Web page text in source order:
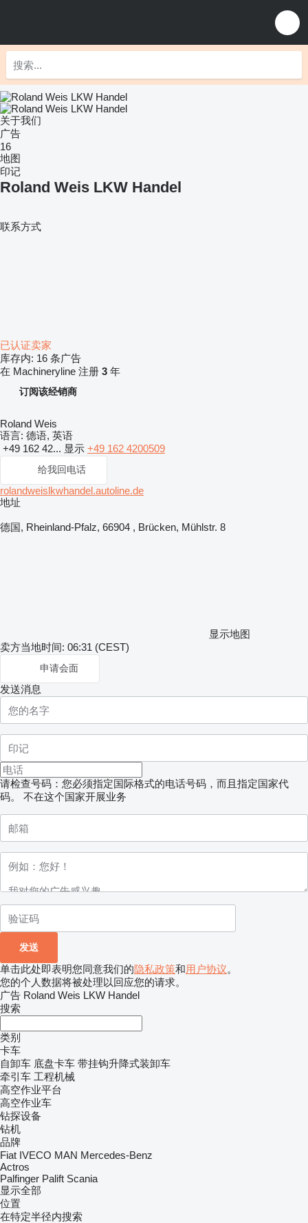
关于我们
广告
16
地图
印记
Roland Weis LKW Handel
联系方式
已认证卖家
库存内: 16 条广告
在 Machineryline 注册 3 年
订阅该经销商
Roland Weis
语言: 德语, 英语
+49 162 42... 显示 +49 162 4200509
给我回电话
rolandweislkwhandel.autoline.de
地址
德国, Rheinland-Pfalz, 66904 , Brücken, Mühlstr. 8
显示地图
卖方当地时间: 06:31 (CEST)
申请会面
发送消息
请检查号码：您必须指定国际格式的电话号码，而且指定国家代
码。
不在这个国家开展业务
单击此处即表明您同意我们的隐私政策和用户协议。
您的个人数据将被处理以回应您的请求。
广告 Roland Weis LKW Handel
搜索
类别
卡车
自卸车 底盘卡车 带挂钩升降式装卸车
牵引车 工程机械
高空作业平台
高空作业车
钻探设备
钻机
品牌
Fiat IVECO MAN Mercedes-Benz
Actros
Palfinger Palift Scania
显示全部
位置
在特定半径内搜索